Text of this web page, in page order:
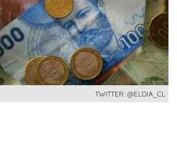
TWITTER: @ELDIA_CL